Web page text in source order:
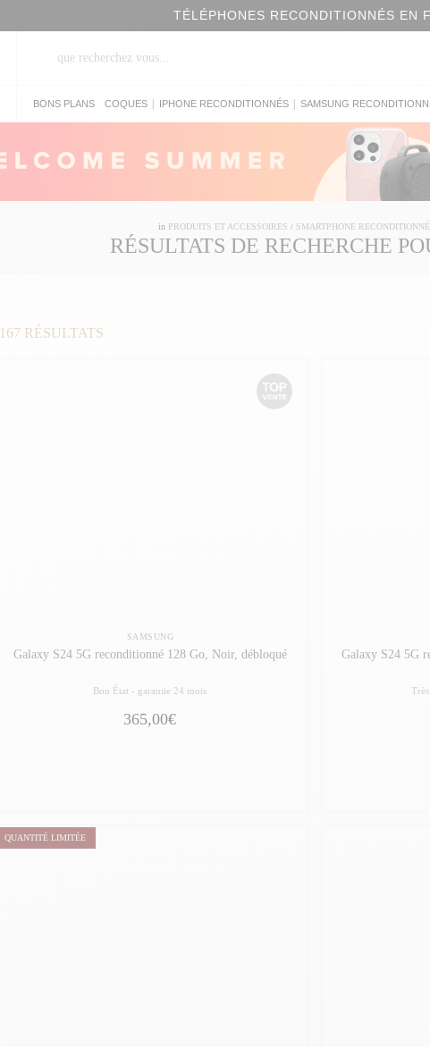
TÉLÉPHONES RECONDITIONNÉS EN
BONS PLANS COQUES IPHONE RECONDITIONNÉS SAMSUNG
in PRODUITS ET ACCESSOIRES / SMARTPHONE RECONDITIONNÉ
RÉSULTATS DE RECHERCHE
167 RÉSULTATS
SAMSUNG
Galaxy S24 5G reconditionné 128 Go, Noir, débloqué
Bon État - garantie 24 mois
365,00€
Galaxy S24 5G
QUANTITÉ LIMITÉE